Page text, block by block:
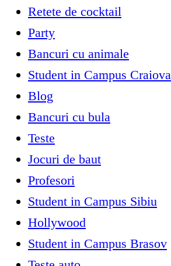
Retete de cocktail
Party
Bancuri cu animale
Student in Campus Craiova
Blog
Bancuri cu bula
Teste
Jocuri de baut
Profesori
Student in Campus Sibiu
Hollywood
Student in Campus Brasov